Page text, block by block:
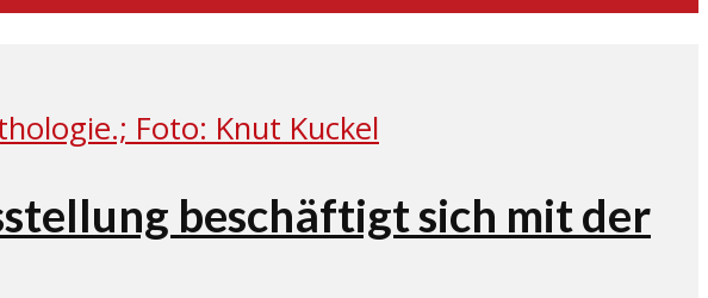
beschäftigt sich mit der